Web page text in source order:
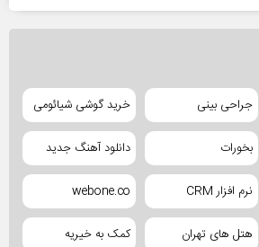
جراحی بینی خرید گوشی شیائومی
بخورات دانلود آهنگ جدید
نرم افزار CRM webone.co
هتل های تهران کمک به خیریه